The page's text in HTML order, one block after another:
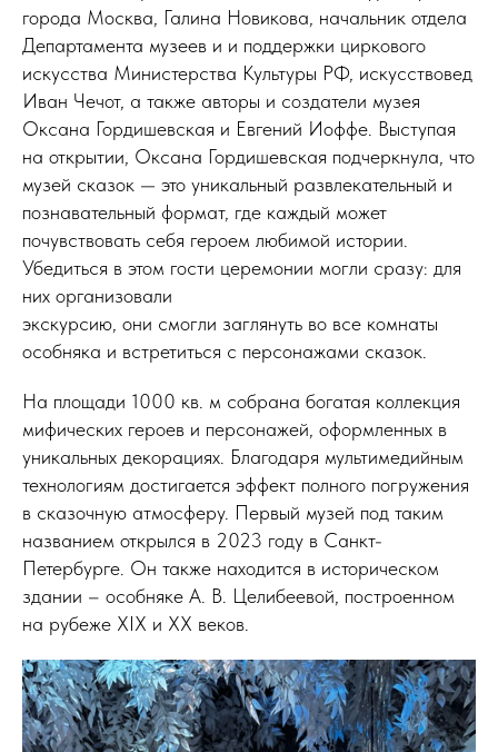
города Москва, Галина Новикова, начальник отдела
Департамента музеев и и поддержки циркового
искусства Министерства Культуры РФ, искусствовед
Иван Чечот, а также авторы и создатели музея
Оксана Гордишевская и Евгений Иоффе. Выступая
на открытии, Оксана Гордишевская подчеркнула, что
музей сказок — это уникальный развлекательный и
познавательный формат, где каждый может
почувствовать себя героем любимой истории.
Убедиться в этом гости церемонии могли сразу: для
них организовали
экскурсию, они смогли заглянуть во все комнаты
особняка и встретиться с персонажами сказок.
На площади 1000 кв. м собрана богатая коллекция
мифических героев и персонажей, оформленных в
уникальных декорациях. Благодаря мультимедийным
технологиям достигается эффект полного погружения
в сказочную атмосферу. Первый музей под таким
названием открылся в 2023 году в Санкт-
Петербурге. Он также находится в историческом
здании – особняке А. В. Целибеевой, построенном
на рубеже XIX и XX веков.